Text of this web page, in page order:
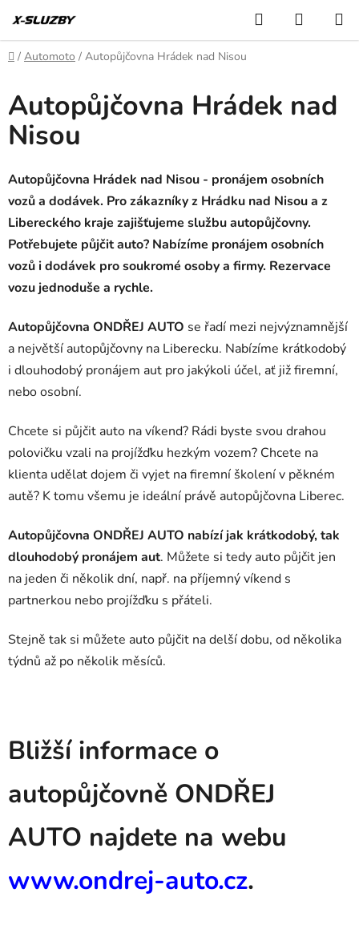
na
obsah
Hledat
KOŠÍK
Domů
/ Automoto / Autopůjčovna Hrádek nad Nisou
Autopůjčovna Hrádek nad
Nisou
Autopůjčovna Hrádek nad Nisou - pronájem osobních
vozů a dodávek. Pro zákazníky z Hrádku nad Nisou a z
Libereckého kraje zajišťujeme službu autopůjčovny.
Potřebujete půjčit auto? Nabízíme pronájem osobních
vozů i dodávek pro soukromé osoby a firmy. Rezervace
vozu jednoduše a rychle.
Autopůjčovna ONDŘEJ AUTO se řadí mezi nejvýznamnější
a největší autopůjčovny na Liberecku. Nabízíme krátkodobý
i dlouhodobý pronájem aut pro jakýkoli účel, ať již firemní,
nebo osobní.
Chcete si půjčit auto na víkend? Rádi byste svou drahou
polovičku vzali na projížďku hezkým vozem? Chcete na
klienta udělat dojem či vyjet na firemní školení v pěkném
autě? K tomu všemu je ideální právě autopůjčovna Liberec.
Autopůjčovna ONDŘEJ AUTO nabízí jak krátkodobý, tak
dlouhodobý pronájem aut. Můžete si tedy auto půjčit jen
na jeden či několik dní, např. na příjemný víkend s
partnerkou nebo projížďku s přáteli.
Stejně tak si můžete auto půjčit na delší dobu, od několika
týdnů až po několik měsíců.
Bližší informace o
autopůjčovně ONDŘEJ
AUTO najdete na webu
www.ondrej-auto.cz.